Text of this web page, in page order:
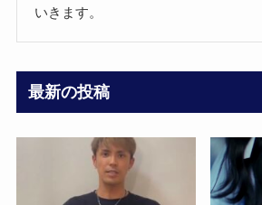
いきます。
最新の投稿